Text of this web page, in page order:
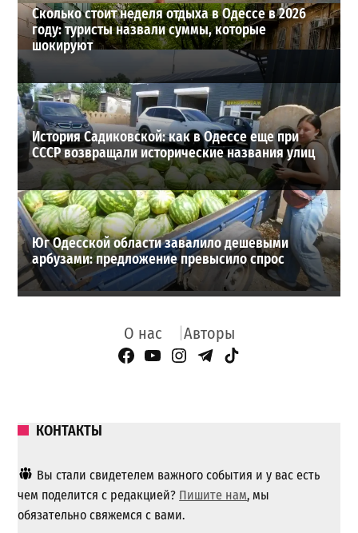
Сколько стоит неделя отдыха в Одессе в 2026
году: туристы назвали суммы, которые
шокируют
История Садиковской: как в Одессе еще при
СССР возвращали исторические названия улиц
Юг Одесской области завалило дешевыми
арбузами: предложение превысило спрос
О нас Авторы
Facebook Page
YouTube
Instagram
Telegram
TikTok
КОНТАКТЫ
Вы стали свидетелем важного события и у вас есть
чем поделится с редакцией? Пишите нам, мы
обязательно свяжемся с вами.